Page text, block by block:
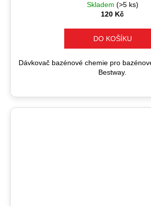
Skladem (>5 ks)
120 Kč
DO KOŠÍKU
Dávkovač bazénové chemie pro
Bestway.